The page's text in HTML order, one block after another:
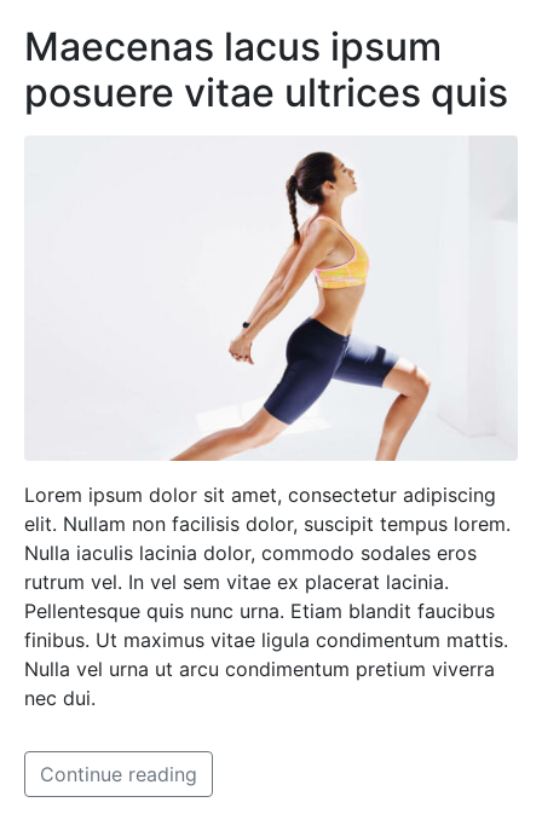
Maecenas lacus ipsum
posuere vitae ultrices quis
Lorem ipsum dolor sit amet, consectetur adipiscing
elit. Nullam non facilisis dolor, suscipit tempus lorem.
Nulla iaculis lacinia dolor, commodo sodales eros
rutrum vel. In vel sem vitae ex placerat lacinia.
Pellentesque quis nunc urna. Etiam blandit faucibus
finibus. Ut maximus vitae ligula condimentum mattis.
Nulla vel urna ut arcu condimentum pretium viverra
nec dui.
Continue reading